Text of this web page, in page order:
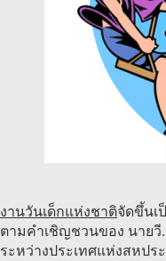
งานวันเด็กแห่งชาติจัดขึ้นเ
ตามคำเชิญชวนของ นายวี
ระหว่างประเทศแห่งสหป